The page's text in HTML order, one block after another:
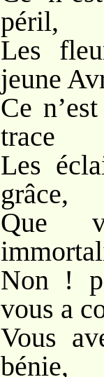
péril,
Les
jeune
Ce
trace
Les
grâce,
Que
Non !
vous a
Vous
bénie,